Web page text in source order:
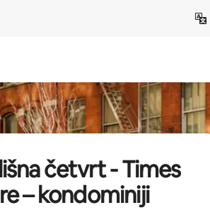
četvrt - Times
– kondominiji